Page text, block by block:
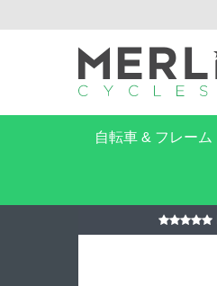
自転車 & フレーム